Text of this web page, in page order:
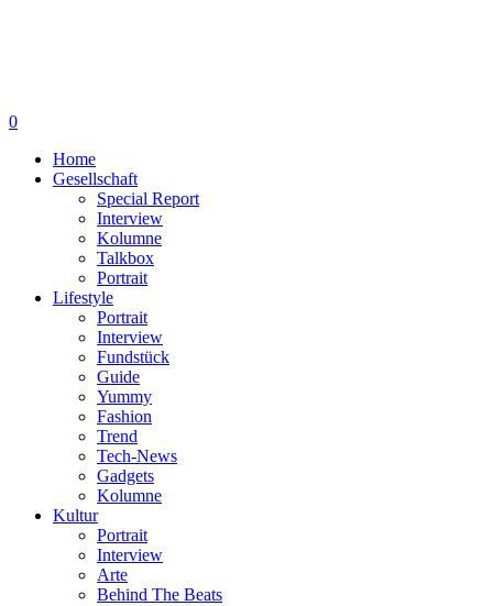
0
Home
Gesellschaft
Special Report
Interview
Kolumne
Talkbox
Portrait
Lifestyle
Portrait
Interview
Fundstück
Guide
Yummy
Fashion
Trend
Tech-News
Gadgets
Kolumne
Kultur
Portrait
Interview
Arte
Behind The Beats